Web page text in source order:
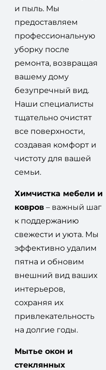
и пыль. Мы
предоставляем
профессиональную
уборку после
ремонта, возвращая
вашему дому
безупречный вид.
Наши специалисты
тщательно очистят
все поверхности,
создавая комфорт и
чистоту для вашей
семьи.
Химчистка мебели и
ковров – важный шаг
к поддержанию
свежести и уюта. Мы
эффективно удалим
пятна и обновим
внешний вид ваших
интерьеров,
сохраняя их
привлекательность
на долгие годы.
Мытье окон и
стеклянных